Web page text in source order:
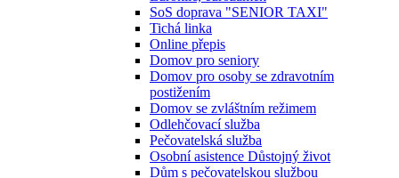
SoS doprava "SENIOR TAXI"
Tichá linka
Online přepis
Domov pro seniory
Domov pro osoby se zdravotním
postižením
Domov se zvláštním režimem
Odlehčovací služba
Pečovatelská služba
Osobní asistence Důstojný život
Dům s pečovatelskou službou